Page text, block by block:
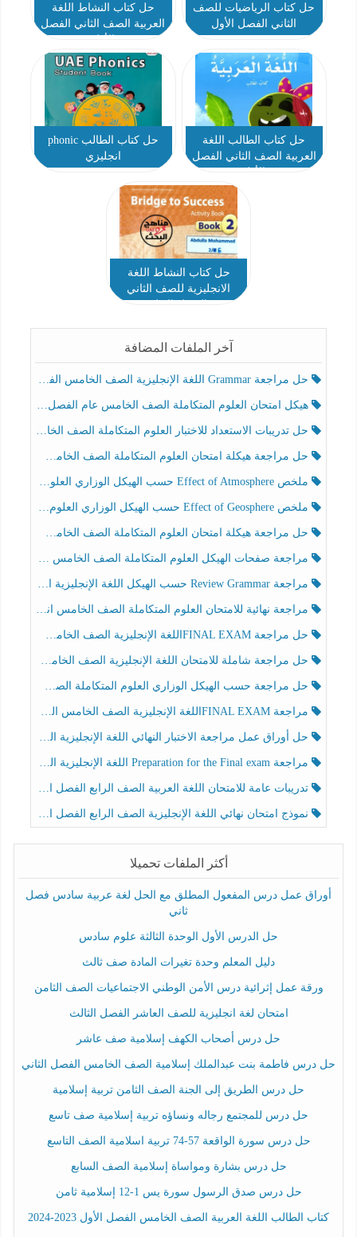
حل كتاب الرياضيات للصف
الثاني الفصل الأول
حل كتاب النشاط اللغة
العربية الصف الثاني الفصل
حل كتاب الطالب اللغة
العربية الصف الثاني الفصل
حل كتاب الطالب phonic
انجليزي
حل كتاب النشاط اللغة
الانجليزية للصف الثاني
آخر الملفات المضافة
حل مراجعة Grammar اللغة الإنجليزية الصف الخامس الفصل الثالث
هيكل امتحان العلوم المتكاملة الصف الخامس عام الفصل الدراسي الثالث 2025-2026
حل تدريبات الاستعداد للاختبار العلوم المتكاملة الصف الخامس عام الفصل الثالث
حل مراجعة هيكلة امتحان العلوم المتكاملة الصف الخامس انسبير الفصل الثالث
ملخص Effect of Atmosphere حسب الهيكل الوزاري العلوم المتكاملة الصف الخامس انسبير الفصل الثالث
ملخص Effect of Geosphere حسب الهيكل الوزاري العلوم المتكاملة الصف الخامس انسبير الفصل الثالث
حل مراجعة هيكلة امتحان العلوم المتكاملة الصف الخامس عام الفصل الثالث
مراجعة صفحات الهيكل العلوم المتكاملة الصف الخامس انسبير الفصل الثالث
مراجعة Review Grammar حسب الهيكل اللغة الإنجليزية الصف الخامس الفصل الثالث
مراجعة نهائية للامتحان العلوم المتكاملة الصف الخامس انسبير الفصل الثالث
حل مراجعة FINAL EXAMاللغة الإنجليزية الصف الخامس الفصل الثالث
حل مراجعة شاملة للامتحان اللغة الإنجليزية الصف الخامس الفصل الثالث
حل مراجعة حسب الهيكل الوزاري العلوم المتكاملة الصف الخامس عام الفصل الثالث
مراجعة FINAL EXAMاللغة الإنجليزية الصف الخامس الفصل الثالث
حل أوراق عمل مراجعة الاختبار النهائي اللغة الإنجليزية الصف الرابع الفصل الثالث
مراجعة Preparation for the Final exam اللغة الإنجليزية الصف الرابع الفصل الثالث
تدريبات عامة للامتحان اللغة العربية الصف الرابع الفصل الثالث
نموذج امتحان نهائي اللغة الإنجليزية الصف الرابع الفصل الثالث
أكثر الملفات تحميلا
أوراق عمل درس المفعول المطلق مع الحل لغة عربية سادس فصل
ثاني
حل الدرس الأول الوحدة الثالثة علوم سادس
دليل المعلم وحدة تغيرات المادة صف ثالث
ورقة عمل إثرائية درس الأمن الوطني الاجتماعيات الصف الثامن
امتحان لغة انجليزية للصف العاشر الفصل الثالث
حل درس أصحاب الكهف إسلامية صف عاشر
حل درس فاطمة بنت عبدالملك إسلامية الصف الخامس الفصل الثاني
حل درس الطريق إلى الجنة الصف الثامن تربية إسلامية
حل درس للمجتمع رجاله ونساؤه تربية إسلامية صف تاسع
حل درس سورة الواقعة 57-74 تربية اسلامية الصف التاسع
حل درس بشارة ومواساة إسلامية الصف السابع
حل درس صدق الرسول سورة يس 1-12 إسلامية ثامن
كتاب الطالب اللغة العربية الصف الخامس الفصل الأول 2023-2024